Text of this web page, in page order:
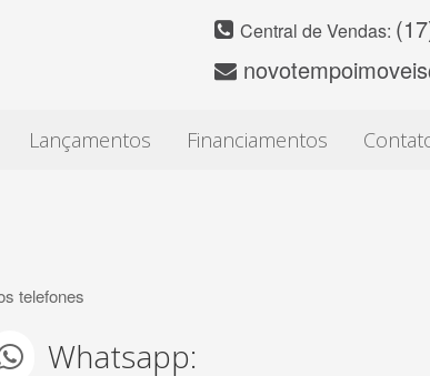
Central de Vendas:
Lançamentos Financiamentos
telefones
Whatsapp: